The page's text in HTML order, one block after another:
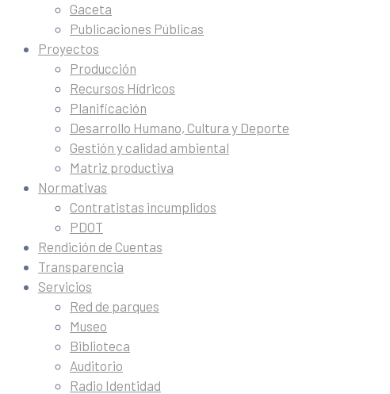
Gaceta
Publicaciones Públicas
Proyectos
Producción
Recursos Hídricos
Planificación
Desarrollo Humano, Cultura y Deporte
Gestión y calidad ambiental
Matriz productiva
Normativas
Contratistas incumplidos
PDOT
Rendición de Cuentas
Transparencia
Servicios
Red de parques
Museo
Biblioteca
Auditorio
Radio Identidad